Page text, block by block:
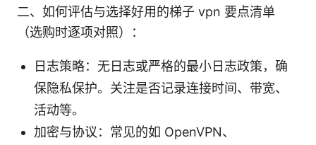
二、如何评估与选择好用的梯子 vpn 要点清单
（选购时逐项对照）：
日志策略：无日志或严格的最小日志政策，确
保隐私保护。关注是否记录连接时间、带宽、
活动等。
加密与协议：常见的如 OpenVPN、